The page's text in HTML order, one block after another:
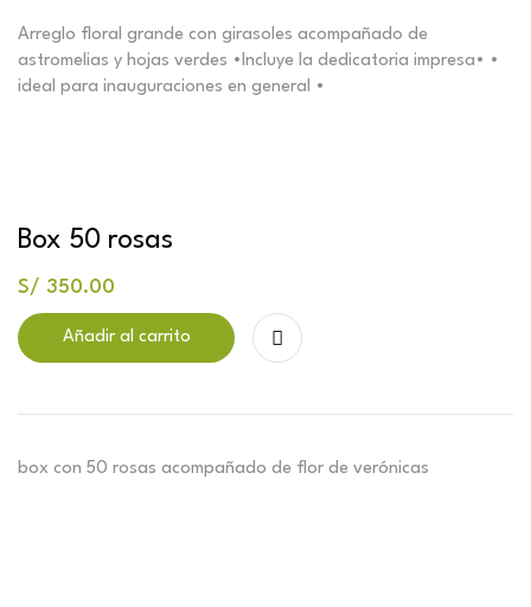
Arreglo floral grande con girasoles acompañado de
astromelias y hojas verdes •Incluye la dedicatoria impresa• •
ideal para inauguraciones en general •
Box 50 rosas
S/ 350.00
Añadir al carrito
box con 50 rosas acompañado de flor de verónicas